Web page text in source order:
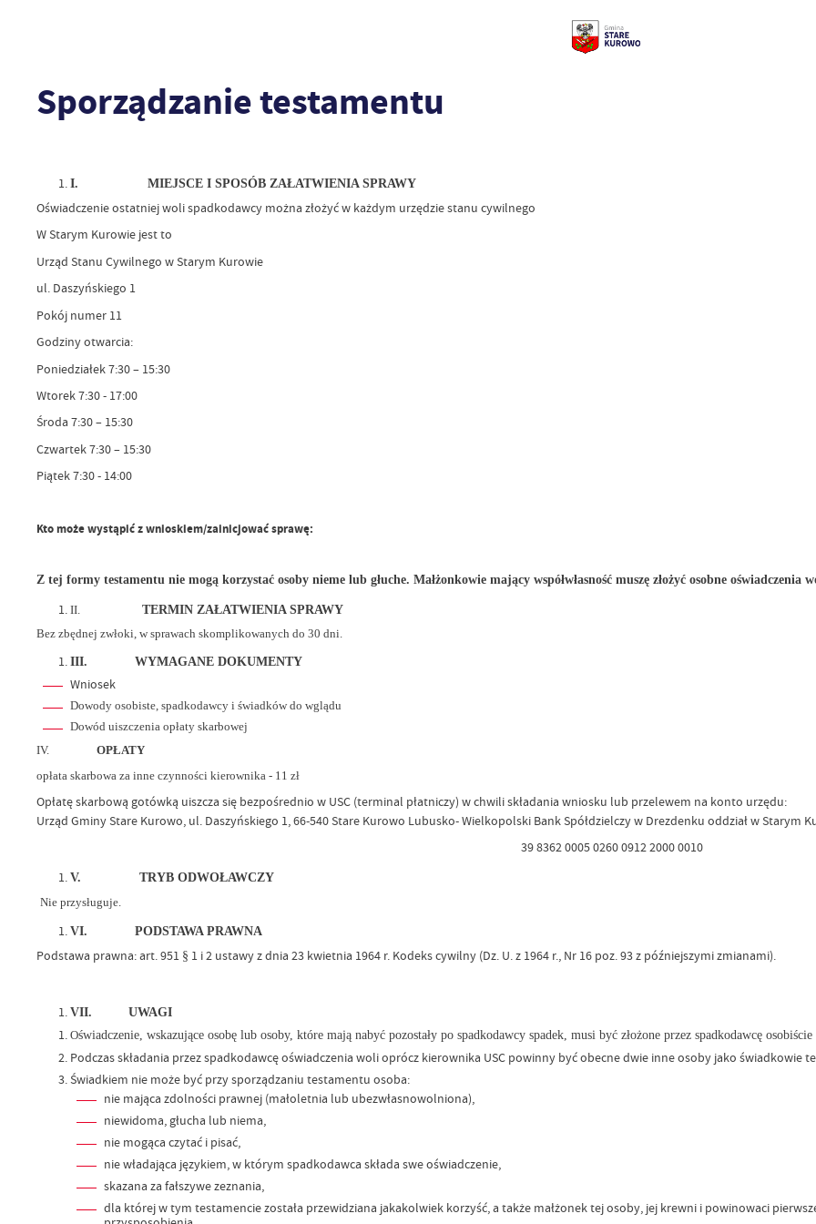
Sporządzanie testamentu
I. MIEJSCE I SPOSÓB ZAŁATWIENIA SPRAWY
Oświadczenie ostatniej woli spadkodawcy można złożyć w każdym urzędzie stanu cywilnego
W Starym Kurowie jest to
Urząd Stanu Cywilnego w Starym Kurowie
ul. Daszyńskiego 1
Pokój numer 11
Godziny otwarcia:
Poniedziałek 7:30 – 15:30
Wtorek 7:30 - 17:00
Środa 7:30 – 15:30
Czwartek 7:30 – 15:30
Piątek 7:30 - 14:00
Kto może wystąpić z wnioskiem/zainicjować sprawę:
Z tej formy testamentu nie mogą korzystać osoby nieme lub głuche. Małżonkowie mający współwłasność muszę złożyć osobne oświadczenia
II.
TERMIN ZAŁATWIENIA SPRAWY
Bez zbędnej zwłoki, w sprawach skomplikowanych do 30 dni.
III. WYMAGANE DOKUMENTY
Wniosek
Dowody osobiste, spadkodawcy i świadków do wglądu
Dowód uiszczenia opłaty skarbowej
IV.
OPŁATY
opłata skarbowa za inne czynności kierownika - 11 zł
Opłatę skarbową gotówką uiszcza się bezpośrednio w USC (terminal płatniczy) w chwili składania wniosku lub przelewem na konto urzędu:
Urząd Gminy Stare Kurowo, ul. Daszyńskiego 1, 66-540 Stare Kurowo Lubusko- Wielkopolski Bank Spółdzielczy w Drezdenku oddział w Starym
39 8362 0005 0260 0912 2000 0010
V. TRYB ODWOŁAWCZY
Nie przysługuje.
VI. PODSTAWA PRAWNA
Podstawa prawna: art. 951 § 1 i 2 ustawy z dnia 23 kwietnia 1964 r. Kodeks cywilny (Dz. U. z 1964 r., Nr 16 poz. 93 z późniejszymi zmianami).
VII. UWAGI
Oświadczenie, wskazujące osobę lub osoby, które mają nabyć pozostały po spadkodawcy spadek, musi być złożone przez spadkodawcę
Podczas składania przez spadkodawcę oświadczenia woli oprócz kierownika USC powinny być obecne dwie inne osoby jako świadkowie
Świadkiem nie może być przy sporządzaniu testamentu osoba:
nie mająca zdolności prawnej (małoletnia lub ubezwłasnowolniona),
niewidoma, głucha lub niema,
nie mogąca czytać i pisać,
nie władająca językiem, w którym spadkodawca składa swe oświadczenie,
skazana za fałszywe zeznania,
dla której w tym testamencie została przewidziana jakakolwiek korzyść, a także małżonek tej osoby, jej krewni i powinowaci